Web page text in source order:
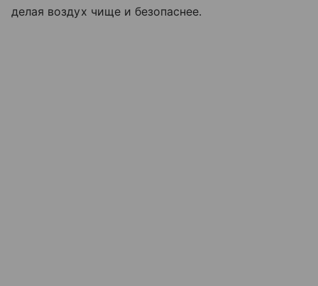
делая воздух чище и безопаснее.